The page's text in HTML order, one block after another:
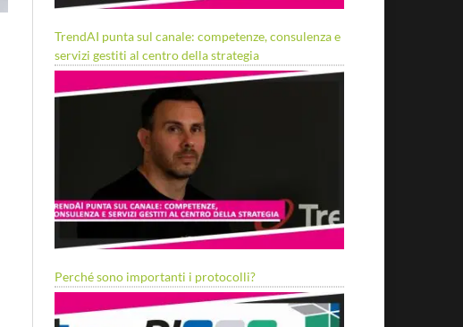
TrendAI punta sul canale: competenze, consulenza e
servizi gestiti al centro della strategia
Perché sono importanti i protocolli?